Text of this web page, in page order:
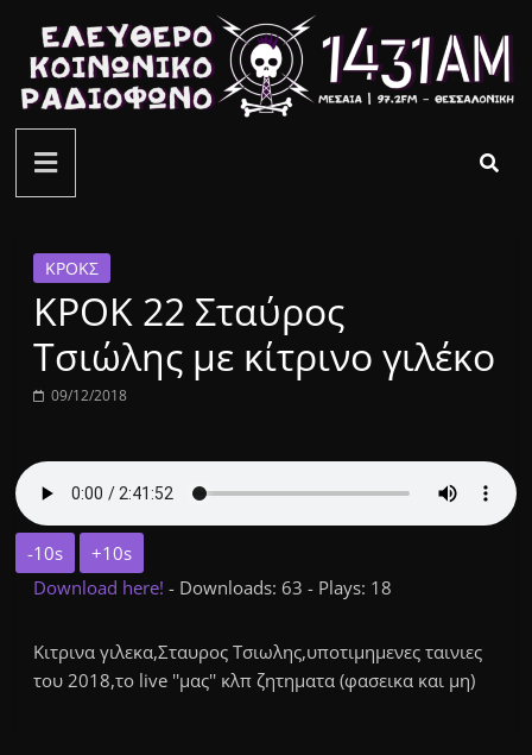
περιεχόμενο
ελεύθερο
κοινωνικό
ραδιόφωνο
1431AM
ΚΡΟΚΣ
ΚΡΟΚ 22 Σταύρος
Τσιώλης με κίτρινο γιλέκο
09/12/2018
-10s
+10s
Download here!- Downloads: 63 - Plays: 18
Κιτρινα γιλεκα,Σταυρος Τσιωλης,υποτιμημενες ταινιες
του 2018,το live ''μας'' κλπ ζητηματα (φασεικα και μη)